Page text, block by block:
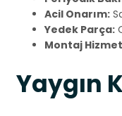
Acil Onarım:
Yedek Parça:
Montaj
Yaygın